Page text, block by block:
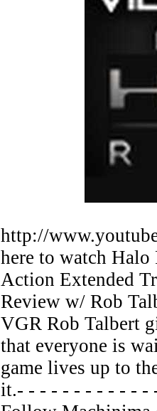
http://
here to watch
Action Extended
Review w/ Rob
VGR Rob Talbert
that everyone is
game lives up to
it.- - - - - - - - - - - -